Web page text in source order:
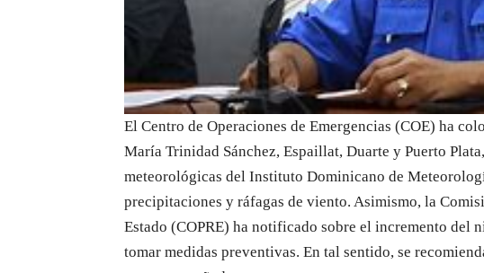
El Centro de Operaciones de Emergencias (COE) ha
María Trinidad Sánchez, Espaillat, Duarte y Puerto
meteorológicas del Instituto Dominicano de
precipitaciones y ráfagas de viento. Asimismo, la
Estado (COPRE) ha notificado sobre el incremento del
tomar medidas preventivas. En tal sentido, se